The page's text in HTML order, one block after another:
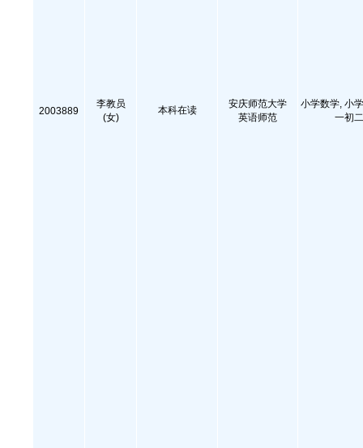
2003889
李教员
(女)
本科在读
安庆师范大学
英语师范
小学数学, 小
一初